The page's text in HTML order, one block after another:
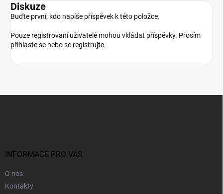
Diskuze
Buďte první, kdo napíše příspěvek k této položce.
Pouze registrovaní uživatelé mohou vkládat příspěvky. Prosím
přihlaste se nebo se registrujte.
INFORMACE PRO VÁS
O nás
Kontakty